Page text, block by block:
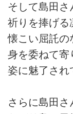
そして島田さ
祈りを捧げる
懐こい屈託の
身を委ねて寄
姿に魅了され
さらに島田